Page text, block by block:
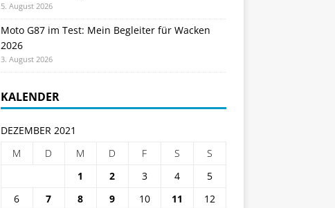
5. August 2026
Moto G87 im Test: Mein Begleiter für Wacken
2026
3. August 2026
KALENDER
DEZEMBER 2021
M
D M D F S
S
1
2 3 4
5
6
7 8 9 10 11
12